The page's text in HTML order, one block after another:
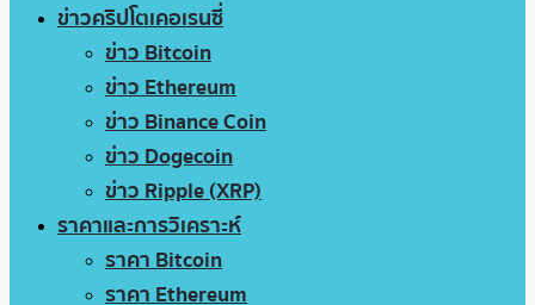
ข่าวคริปโตเคอเรนซี่
ข่าว Bitcoin
ข่าว Ethereum
ข่าว Binance Coin
ข่าว Dogecoin
ข่าว Ripple (XRP)
ราคาและการวิเคราะห์
ราคา Bitcoin
ราคา Ethereum